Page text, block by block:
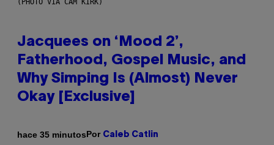
(PHOTO VIA CAM KIRK)
Jacquees on ‘Mood 2’,
Fatherhood, Gospel Music, and
Why Simping Is (Almost) Never
Okay [Exclusive]
hace 35 minutosPor Caleb Catlin